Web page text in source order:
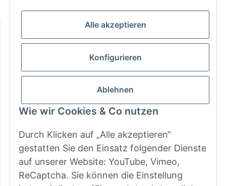
Alle akzeptieren
Konfigurieren
Ablehnen
Wie wir Cookies & Co nutzen
Durch Klicken auf „Alle akzeptieren“
gestatten Sie den Einsatz folgender Dienste
auf unserer Website: YouTube, Vimeo,
ReCaptcha. Sie können die Einstellung
Fr: 9 - 13 & 14 - 15.00 Uhr
Gesetzliche Informationen